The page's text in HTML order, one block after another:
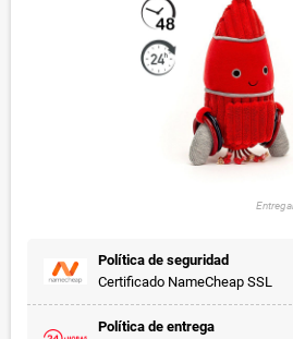
Política de seguridad
Certificado NameCheap SSL
Política de entrega